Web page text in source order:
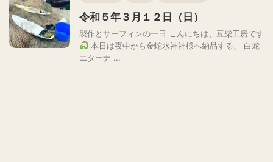
令和５年３月１２日（日）
製作とサーフィンの一日 こんにちは、豆柴工房です
本日は夜中から金蛇水神社様へ納品する、 白蛇
エターナ ...